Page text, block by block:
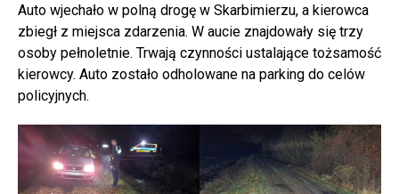
Auto wjechało w polną drogę w Skarbimierzu, a kierowca
zbiegł z miejsca zdarzenia. W aucie znajdowały się trzy
osoby pełnoletnie. Trwają czynności ustalające tożsamość
kierowcy. Auto zostało odholowane na parking do celów
policyjnych.